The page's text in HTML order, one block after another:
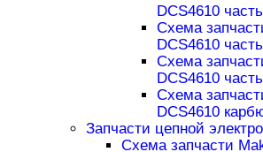
DCS4610
Схема
DCS4610
Схема
DCS4610
Схема
DCS4610
Запчасти цепной
Схема запчасти